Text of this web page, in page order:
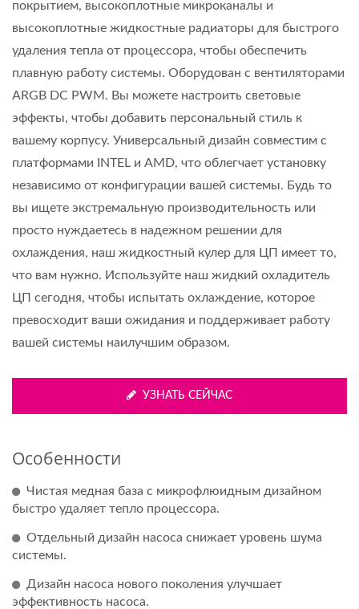
покрытием, высокоплотные микроканалы и
высокоплотные жидкостные радиаторы для быстрого
удаления тепла от процессора, чтобы обеспечить
плавную работу системы. Оборудован с вентиляторами
ARGB DC PWM. Вы можете настроить световые
эффекты, чтобы добавить персональный стиль к
вашему корпусу. Универсальный дизайн совместим с
платформами INTEL и AMD, что облегчает установку
независимо от конфигурации вашей системы. Будь то
вы ищете экстремальную производительность или
просто нуждаетесь в надежном решении для
охлаждения, наш жидкостный кулер для ЦП имеет то,
что вам нужно. Используйте наш жидкий охладитель
ЦП сегодня, чтобы испытать охлаждение, которое
превосходит ваши ожидания и поддерживает работу
вашей системы наилучшим образом.
УЗНАТЬ СЕЙЧАС
Особенности
Чистая медная база с микрофлюидным дизайном
быстро удаляет тепло процессора.
Отдельный дизайн насоса снижает уровень шума
системы.
Дизайн насоса нового поколения улучшает
эффективность насоса.